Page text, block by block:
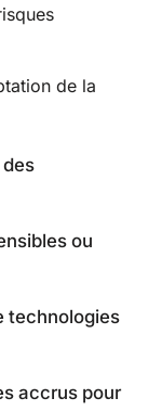
de la
ou
technologies
accrus pour